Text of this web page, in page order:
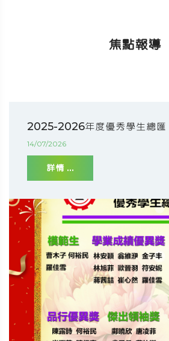
焦點報導
2025-2026年度優秀學生總匯
14/07/2026
詳情 ...